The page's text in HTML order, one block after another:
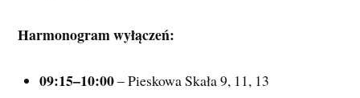
Harmonogram wyłączeń:
09:15–10:00 – Pieskowa Skała 9, 11, 13